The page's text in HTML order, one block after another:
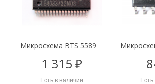
Микросхема BTS 5589
1 315 ₽
Есть в наличии Есть